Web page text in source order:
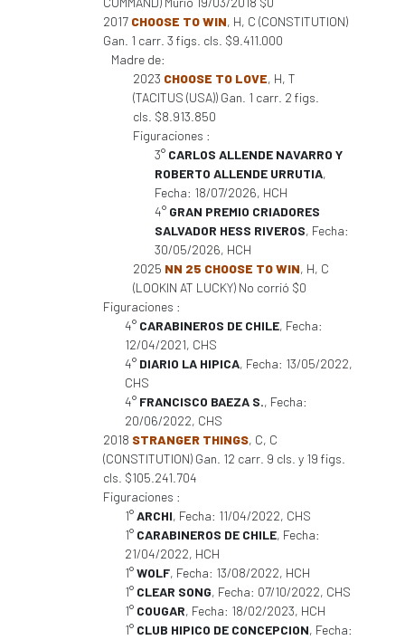
2017 CHOOSE TO WIN, H, C (CONSTITUTION)
Gan. 1 carr. 3 figs. cls. $9.411.000
Madre de:
2023 CHOOSE TO LOVE, H, T
(TACITUS (USA)) Gan. 1 carr. 2 figs.
cls. $8.913.850
Figuraciones :
3° CARLOS ALLENDE NAVARRO Y
ROBERTO ALLENDE URRUTIA,
Fecha: 18/07/2026, HCH
4° GRAN PREMIO CRIADORES
SALVADOR HESS RIVEROS, Fecha:
30/05/2026, HCH
2025 NN 25 CHOOSE TO WIN, H, C
(LOOKIN AT LUCKY) No corrió $0
Figuraciones :
4° CARABINEROS DE CHILE, Fecha:
12/04/2021, CHS
4° DIARIO LA HIPICA, Fecha: 13/05/2022,
CHS
4° FRANCISCO BAEZA S., Fecha:
20/06/2022, CHS
2018 STRANGER THINGS, C, C
(CONSTITUTION) Gan. 12 carr. 9 cls. y 19 figs.
cls. $105.241.704
Figuraciones :
1°ARCHI, Fecha: 11/04/2022, CHS
1° CARABINEROS DE CHILE, Fecha:
21/04/2022, HCH
1°WOLF, Fecha: 13/08/2022, HCH
1° CLEAR SONG, Fecha: 07/10/2022, CHS
1° COUGAR, Fecha: 18/02/2023, HCH
1° CLUB HIPICO DE CONCEPCION, Fecha: